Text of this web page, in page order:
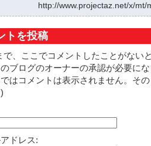
http://www.projectaz.net/x/mt/
トを投稿
で、ここでコメントしたことがない
ブログのオーナーの承認が必要に
はコメントは表示されません。そ
ドレス: